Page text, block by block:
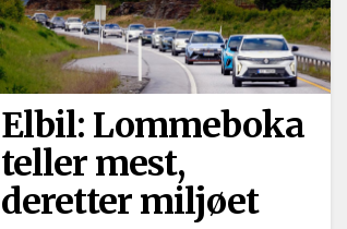
Elbil: Lommeboka
teller mest,
deretter miljøet